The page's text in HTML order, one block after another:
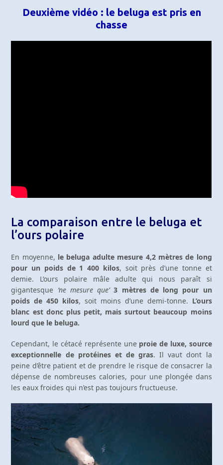
Deuxième vidéo : le beluga est pris en
chasse
La comparaison entre le beluga et
l’ours polaire
En moyenne, le beluga adulte mesure 4,2 mètres de long
pour un poids de 1 400 kilos, soit près d’une tonne et
demie. L’ours polaire mâle adulte qui nous paraît si
gigantesque ‘ne mesure que’ 3 mètres de long pour un
poids de 450 kilos, soit moins d’une demi-tonne. L’ours
blanc est donc plus petit, mais surtout beaucoup moins
lourd que le beluga.
Cependant, le cétacé représente uneproie de luxe, source
exceptionnelle de protéines et de gras. Il vaut dont la
peine d’être patient et de prendre le risque de consacrer la
dépense de nombreuses calories, pour une plongée dans
les eaux froides qui n’est pas toujours fructueuse.